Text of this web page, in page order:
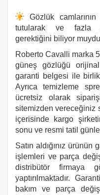
Gözlük
tutularak ve fazla
gerektiğini biliyor
Roberto Cavalli marka
güneş gözlüğü
garanti belgesi ile
Ayrıca temizleme
ücretsiz olarak
sitemizden vereceğiniz
içerisinde kargo
sonu ve resmi tatil
Satın aldığınız
işlemleri ve parça
distribütör firmaya
yaptırılmaktadır.
bakım ve parça